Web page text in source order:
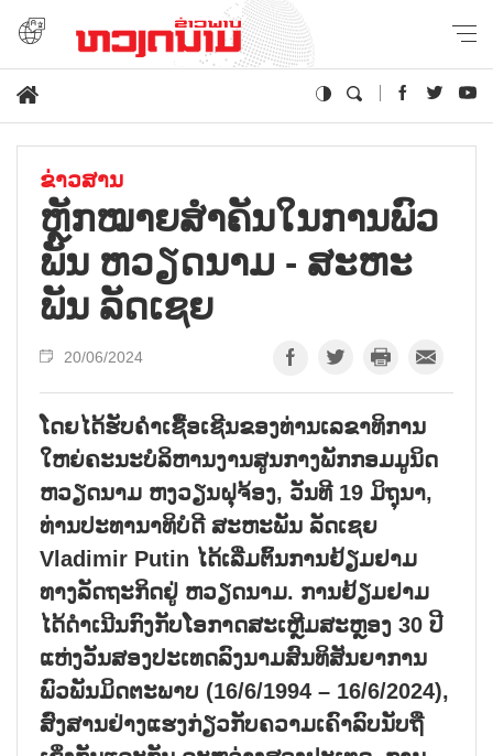
ຂ່າວສານ
ຫຼັກ​ໝາຍ​ສຳ​ຄັນ​ໃນ​ການ​ພົວ​
ພັນ ຫວຽດ​ນາມ - ສະ​ຫະ​
ພັນ ລັດ​ເຊຍ
20/06/2024
ໂດຍໄດ້ຮັບຄຳເຊື້ອເຊີນຂອງທ່ານເລຂາທິການ
ໃຫຍ່ຄະນະບໍລິຫານງານສູນກາງພັກກອມມູນິດ
ຫວຽດນາມ ຫງວຽນຝຸຈ້ອງ, ວັນທີ 19 ມິຖຸນາ,
ທ່ານປະທານາທິບໍດີ ສະຫະພັນ ລັດເຊຍ
Vladimir Putin ໄດ້ເລີ່ມຕົ້ນການຢ້ຽມຢາມ
ທາງລັດຖະກິດຢູ່ ຫວຽດນາມ. ການຢ້ຽມຢາມ
ໄດ້ດຳເນີນກົງກັບໂອກາດສະເຫຼີມສະຫຼອງ 30 ປີ
ແຫ່ງວັນສອງປະເທດລົງນາມສົນທິສັນຍາການ
ພົວພັນມິດຕະພາບ (16/6/1994 – 16/6/2024),
ສົ່ງສານຢ່າງແຮງກ່ຽວກັບຄວາມເຄົາລົບນັບຖື